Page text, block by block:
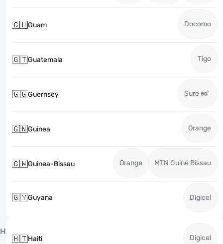
🇬🇺Guam Docomo
🇬🇹Guatemala Tigo
🇬🇬Guernsey Sure
🇬🇳Guinea Orange
🇬🇼Guinea-Bissau Orange MTN Guiné Bissau
🇬🇾Guyana Digicel
H
🇭🇹Haiti Digicel